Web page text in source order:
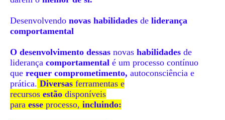
Desenvolvendo novas habilidades de liderança
comportamental
O desenvolvimento dessas novas habilidades de
liderança comportamental é um processo contínuo
que requer comprometimento, autoconsciência e
prática. Diversas ferramentas e
recursos estão disponíveis
para esse processo, incluindo: